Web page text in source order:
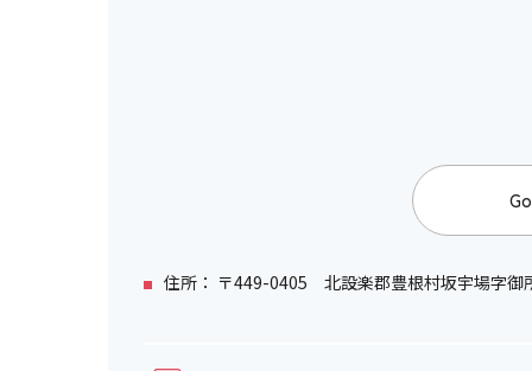
住所： 〒449-0405 北設楽郡豊根村坂宇場字御